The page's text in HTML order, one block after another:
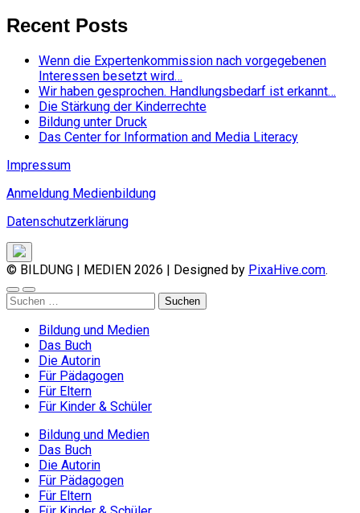
Recent Posts
Wenn die Expertenkommission nach vorgegebenen
Interessen besetzt wird…
Wir haben gesprochen. Handlungsbedarf ist erkannt…
Die Stärkung der Kinderrechte
Bildung unter Druck
Das Center for Information and Media Literacy
Impressum
Anmeldung Medienbildung
Datenschutzerklärung
© BILDUNG | MEDIEN 2026 | Designed by PixaHive.com.
Suchen
nach:
Bildung und Medien
Das Buch
Die Autorin
Für Pädagogen
Für Eltern
Für Kinder & Schüler
Bildung und Medien
Das Buch
Die Autorin
Für Pädagogen
Für Eltern